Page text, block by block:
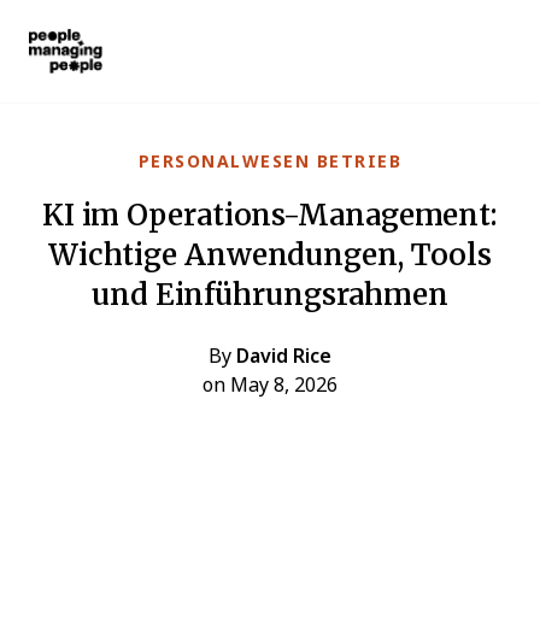
PERSONALWESEN BETRIEB
KI im Operations-Management:
Wichtige Anwendungen, Tools
und Einführungsrahmen
By David Rice
on May 8, 2026